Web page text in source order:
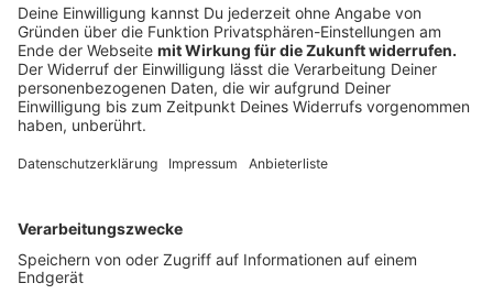
1 Tasse Zucker (weiß)
1/4 Tasse Rohrzucker
1 TL Lebkuchengewürz (geht auch mit Zimt oder
Fruchtsirup)
1/2 Tasse Pflanzenöl
optional: 20 Tropfen ätherisches Öl als
Alle Zutaten einfach nur in eine Schüssel geben und
gut miteinander vermengen - fertig. Viel Spaß beim
Scrubben.